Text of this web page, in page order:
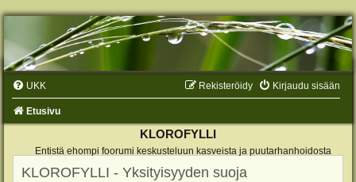
UKK Kirjaudu sisään
Rekisteröidy
Etusivu
KLOROFYLLI
Entistä ehompi foorumi keskusteluun kasveista ja puutarhanhoidosta
KLOROFYLLI - Yksityisyyden suoja